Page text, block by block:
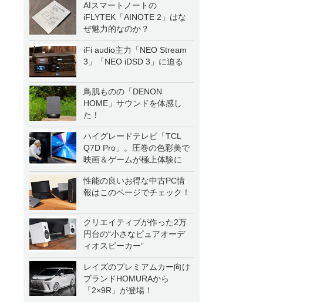
AIスマートノートの
iFLYTEK「AINOTE 2」はな
ぜ魅力的なのか？
iFi audio主力「NEO Stream
3」「NEO iDSD 3」に迫る
鳥肌ものの「DENON
HOME」サウンドを体感し
た！
ハイグレードテレビ「TCL
Q7D Pro」。圧巻の色彩美で
映画＆ゲームが極上体験に
性能の良いお得な中古PC情
報はこのページでチェック！
クリエイティブが作った2万
円台の“小さなピュアオーデ
ィオスピーカー”
レイズのプレミアムカー向け
ブランドHOMURAから
「2×9R」が登場！